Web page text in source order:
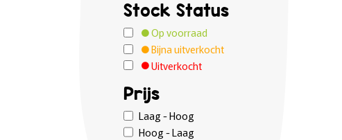
Stock Status
Op voorraad
Bijna uitverkocht
Uitverkocht
Prijs
Laag - Hoog
Hoog - Laag